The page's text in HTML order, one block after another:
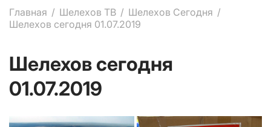
Главная Шелехов ТВ
Шелехов Сегодня
Шелехов сегодня 01.07.2019
Шелехов сегодня
01.07.2019